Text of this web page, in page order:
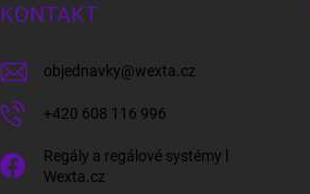
KONTAKT
objednavky@wexta.cz
+420 608 116 996
Regály a regálové systémy l
Wexta.cz